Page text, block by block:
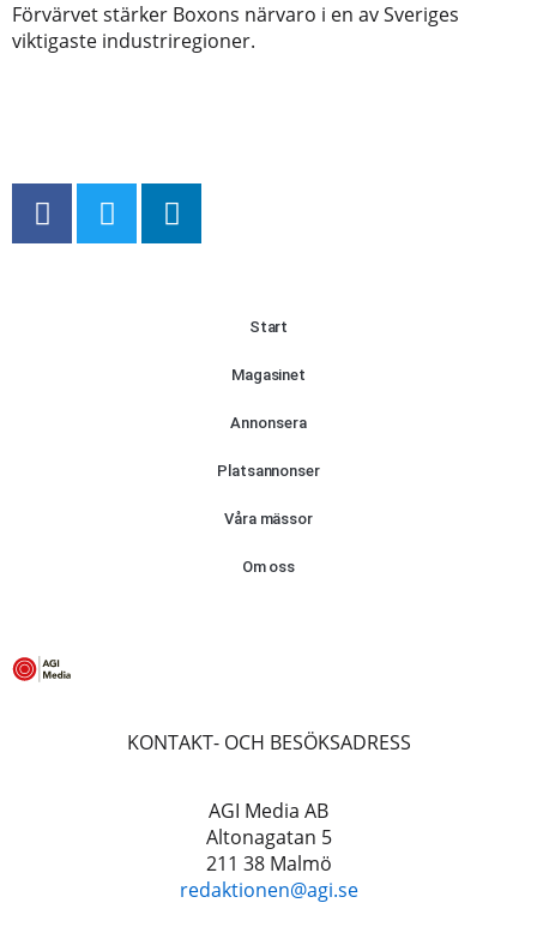
Förvärvet stärker Boxons närvaro i en av Sveriges
viktigaste industriregioner.
Start
Magasinet
Annonsera
Platsannonser
Våra mässor
Om oss
KONTAKT- OCH BESÖKSADRESS
AGI Media AB
Altonagatan 5
211 38 Malmö
redaktionen@agi.se